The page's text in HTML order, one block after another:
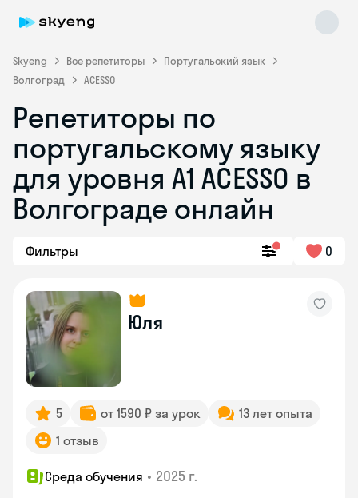
Skyeng Все репетиторы
Португальский язык
Волгоград
ACESSO
Репетиторы по
португальскому языку
для уровня A1 ACESSO в
Волгограде онлайн
Фильтры 0
Юля
5 от 1590 ₽ за урок
13 лет опыта
1 отзыв
Среда обучения • 2025 г.
Skyeng Chat
online